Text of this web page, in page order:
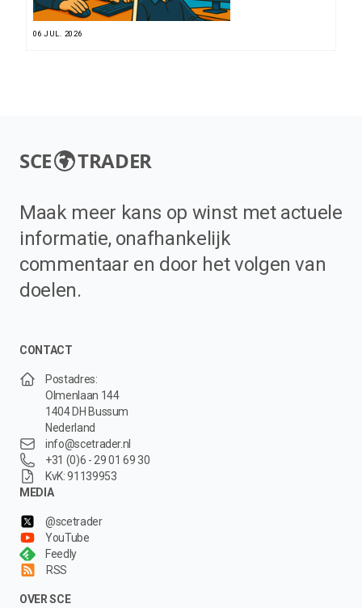
06 JUL. 2026
SCE TRADER
Maak meer kans op winst met actuele
informatie, onafhankelijk
commentaar en door het volgen van
doelen.
CONTACT
Postadres:
Olmenlaan 144
1404 DH Bussum
Nederland
info@scetrader.nl
+31 (0)6 - 29 01 69 30
KvK: 91139953
MEDIA
@scetrader
YouTube
Feedly
RSS
OVER SCE